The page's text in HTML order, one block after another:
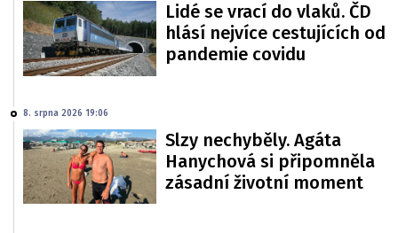
Lidé se vrací do vlaků. ČD
hlásí nejvíce cestujících od
pandemie covidu
8. srpna 2026 19:06
Slzy nechyběly. Agáta
Hanychová si připomněla
zásadní životní moment